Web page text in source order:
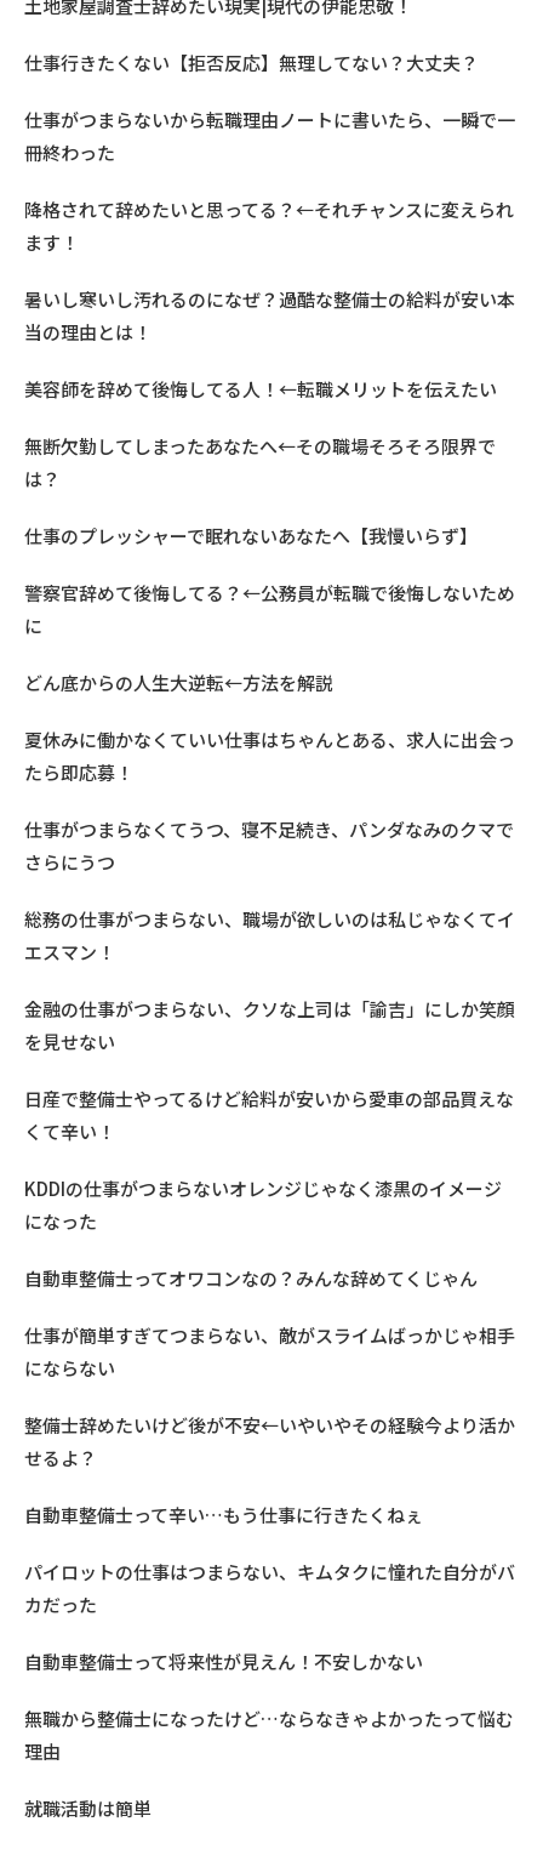
土地家屋調査士辞めたい現実|現代の伊能忠敬！
仕事行きたくない【拒否反応】無理してない？大丈夫？
仕事がつまらないから転職理由ノートに書いたら、一瞬で一
冊終わった
降格されて辞めたいと思ってる？←それチャンスに変えられ
ます！
暑いし寒いし汚れるのになぜ？過酷な整備士の給料が安い本
当の理由とは！
美容師を辞めて後悔してる人！←転職メリットを伝えたい
無断欠勤してしまったあなたへ←その職場そろそろ限界で
は？
仕事のプレッシャーで眠れないあなたへ【我慢いらず】
警察官辞めて後悔してる？←公務員が転職で後悔しないため
に
どん底からの人生大逆転←方法を解説
夏休みに働かなくていい仕事はちゃんとある、求人に出会っ
たら即応募！
仕事がつまらなくてうつ、寝不足続き、パンダなみのクマで
さらにうつ
総務の仕事がつまらない、職場が欲しいのは私じゃなくてイ
エスマン！
金融の仕事がつまらない、クソな上司は「諭吉」にしか笑顔
を見せない
日産で整備士やってるけど給料が安いから愛車の部品買えな
くて辛い！
KDDIの仕事がつまらないオレンジじゃなく漆黒のイメージ
になった
自動車整備士ってオワコンなの？みんな辞めてくじゃん
仕事が簡単すぎてつまらない、敵がスライムばっかじゃ相手
にならない
整備士辞めたいけど後が不安←いやいやその経験今より活か
せるよ？
自動車整備士って辛い…もう仕事に行きたくねぇ
パイロットの仕事はつまらない、キムタクに憧れた自分がバ
カだった
自動車整備士って将来性が見えん！不安しかない
無職から整備士になったけど…ならなきゃよかったって悩む
理由
就職活動は簡単